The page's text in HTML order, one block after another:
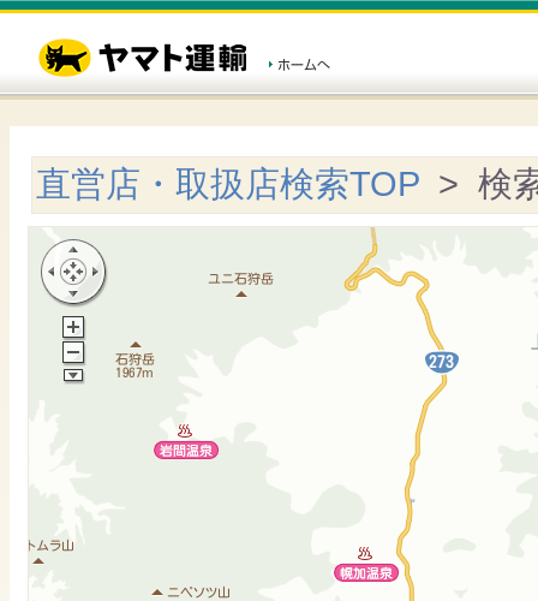
直営店・取扱店検索TOP > 検